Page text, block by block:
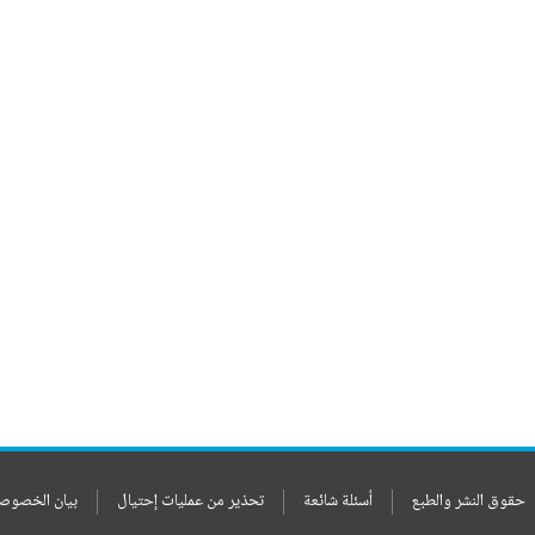
حقوق النشر والطبع أسئلة شائعة تحذير من عمليات إحتيال بيان